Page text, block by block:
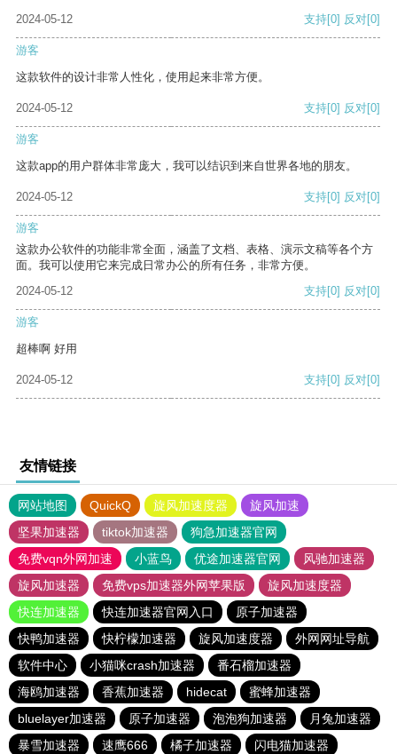
2024-05-12 支持[0] 反对[0]
游客
这款软件的设计非常人性化，使用起来非常方便。
2024-05-12 支持[0] 反对[0]
游客
这款app的用户群体非常庞大，我可以结识到来自世界各地的朋友。
2024-05-12 支持[0] 反对[0]
游客
这款办公软件的功能非常全面，涵盖了文档、表格、演示文稿等各个方
面。我可以使用它来完成日常办公的所有任务，非常方便。
2024-05-12
支持[0] 反对[0]
游客
超棒啊 好用
2024-05-12 支持[0] 反对[0]
友情链接
网站地图 QuickQ 旋风加速度器
旋风加速
坚果加速器
tiktok加速器
狗急加速器官网
免费vqn外网加速
小蓝鸟 优途加速器官网
风驰加速器
旋风加速器
免费vps加速器外网苹果版
旋风加速度器
快连加速器
快连加速器官网入口
原子加速器
快鸭加速器
快柠檬加速器 旋风加速度器
外网网址导航
软件中心
小猫咪crash加速器
番石榴加速器
海鸥加速器
香蕉加速器 hidecat
蜜蜂加速器
bluelayer加速器
原子加速器 泡泡狗加速器
月兔加速器
暴雪加速器
速鹰666 橘子加速器 闪电猫加速器